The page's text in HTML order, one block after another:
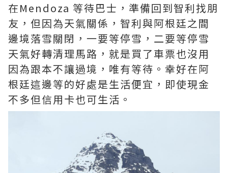
在Mendoza 等待巴士，準備回到智利找朋
友，但因為天氣關係，智利與阿根廷之間
邊境落雪關閉，一要等停雪，二要等停雪
天氣好轉清理馬路，就是買了車票也沒用
因為跟本不讓過境，唯有等待。幸好在阿
根廷這邊等的好處是生活便宜，即使現金
不多但信用卡也可生活。